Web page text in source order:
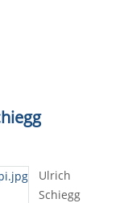
Ulrich
Schiegg